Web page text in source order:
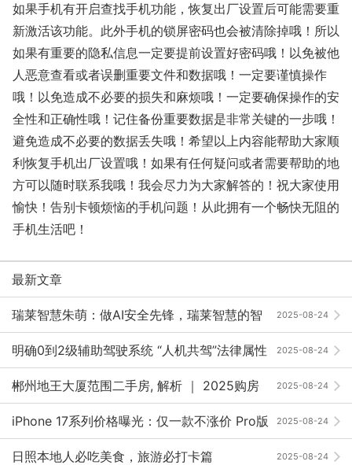
如果手机有开启查找手机功能，恢复出厂设置后可能需要重
新激活该功能。此外手机的锁屏密码也会被清除掉哦！所以
如果有重要的隐私信息一定要提前设置好密码哦！以免被他
人恶意查看或者误删重要文件和数据哦！一定要谨慎操作
哦！以免造成不必要的损失和麻烦哦！一定要确保操作的安
全性和正确性哦！记住备份重要数据是非常关键的一步哦！
避免造成不必要的数据丢失哦！希望以上内容能帮助大家顺
利恢复手机出厂设置哦！如果有任何疑问或者需要帮助的地
方可以随时联系我哦！我会尽力为大家解答的！祝大家使用
愉快！告别卡顿烦恼的手机问题！从此拥有一个畅快无阻的
手机生活吧！
最新文章
2025-08-24
瑞莱智慧朱萌：做AI安全先锋，瑞莱智慧的智
慧与担当 ｜ 2025向新·AI未来 2025-08-24
明确0到2级辅助驾驶系统 “人机共驾”法律属性
2025-08-24
郴州地王大厦范围二手房, 解析 ｜ 2025购房
必看攻略，避坑省钱秘籍，核心价值实测，抢抓30%优
惠！
2025-08-24
iPhone 17系列价格曝光：仅一款不涨价 Pro版
更具性价比 2025-08-24
日照本地人必吃美食，旅游必打卡篇